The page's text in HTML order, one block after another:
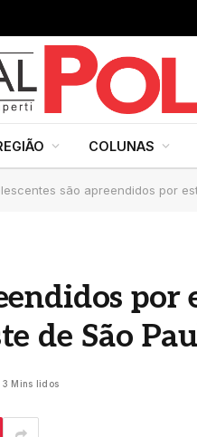
COLUNAS
são apreendidos por
por
de São
3 Mins lidos